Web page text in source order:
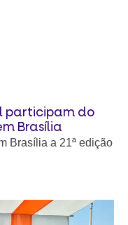
participam do
Brasília
Brasília a 21ª edição